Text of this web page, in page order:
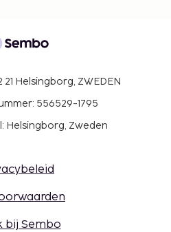
Helsingborg, ZWEDEN
556529-1795
Helsingborg, Zweden
bij Sembo